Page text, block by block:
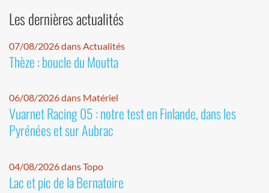
Les dernières actualités
07/08/2026 dans Actualités
Thèze : boucle du Moutta
06/08/2026 dans Matériel
Vuarnet Racing 05 : notre test en Finlande, dans les
Pyrénées et sur Aubrac
04/08/2026 dans Topo
Lac et pic de la Bernatoire